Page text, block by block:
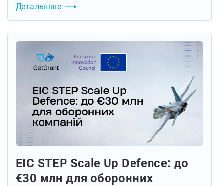
Детальніше
EIC STEP Scale Up Defence: до
€30 млн для оборонних